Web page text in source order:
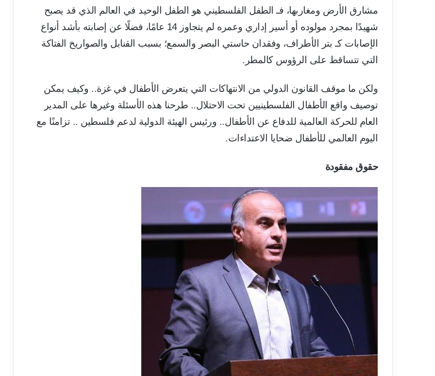
مشارق الأرض ومغاربها، فـ الطفل الفلسطيني هو الطفل الوحيد في العالم الذي قد يصبح
شهيدًا بمجرد مولوده أو أسير إداري وعمره لم يتجاوز 14 عامًا، فضلًا عن إصابته بأشد أنواع
الإصابات كـ بتر الأطراف، وفقدان حاستي البصر والسمع؛ بسبب القنابل والصواريخ الفتاكة
التي تتساقط على الرؤوس كالمطر.
ولكن ما موقف القانون الدولي من الانتهاكات التي يتعرض الأطفال في غزة.. وكيف يمكن
توصيف واقع الأطفال الفلسطينيين تحت الاحتلال.. طرحنا هذه الأسئلة وغيرها على المدير
العام للحركة العالمية للدفاع عن الأطفال.. ورئيس الهيئة الدولية لدعم فلسطين .. تزامنًا مع
اليوم العالمي للأطفال ضحايا الاعتداءات.
حقوق مفقودة